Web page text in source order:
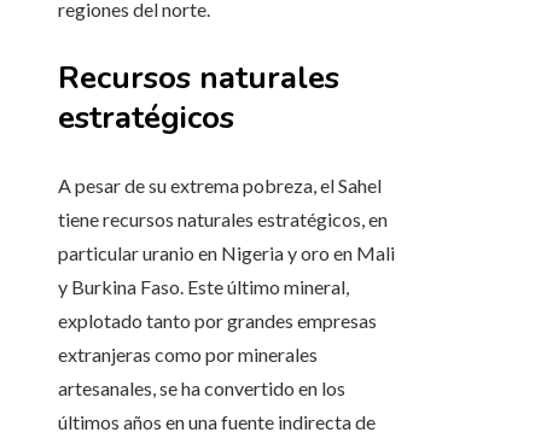
regiones del norte.
Recursos naturales
estratégicos
A pesar de su extrema pobreza, el Sahel
tiene recursos naturales estratégicos, en
particular uranio en Nigeria y oro en Mali
y Burkina Faso. Este último mineral,
explotado tanto por grandes empresas
extranjeras como por minerales
artesanales, se ha convertido en los
últimos años en una fuente indirecta de